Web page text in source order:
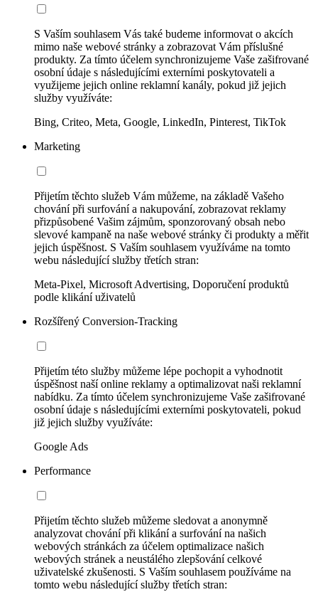
S Vaším souhlasem Vás také budeme informovat o akcích
mimo naše webové stránky a zobrazovat Vám příslušné
produkty. Za tímto účelem synchronizujeme Vaše zašifrované
osobní údaje s následujícími externími poskytovateli a
využijeme jejich online reklamní kanály, pokud již jejich
služby využíváte:
Bing, Criteo, Meta, Google, LinkedIn, Pinterest, TikTok
Marketing
Přijetím těchto služeb Vám můžeme, na základě Vašeho
chování při surfování a nakupování, zobrazovat reklamy
přizpůsobené Vašim zájmům, sponzorovaný obsah nebo
slevové kampaně na naše webové stránky či produkty a měřit
jejich úspěšnost. S Vaším souhlasem využíváme na tomto
webu následující služby třetích stran:
Meta-Pixel, Microsoft Advertising, Doporučení produktů
podle klikání uživatelů
Rozšířený Conversion-Tracking
Přijetím této služby můžeme lépe pochopit a vyhodnotit
úspěšnost naší online reklamy a optimalizovat naši reklamní
nabídku. Za tímto účelem synchronizujeme Vaše zašifrované
osobní údaje s následujícími externími poskytovateli, pokud
již jejich služby využíváte:
Google Ads
Performance
Přijetím těchto služeb můžeme sledovat a anonymně
analyzovat chování při klikání a surfování na našich
webových stránkách za účelem optimalizace našich
webových stránek a neustálého zlepšování celkové
uživatelské zkušenosti. S Vaším souhlasem používáme na
tomto webu následující služby třetích stran: